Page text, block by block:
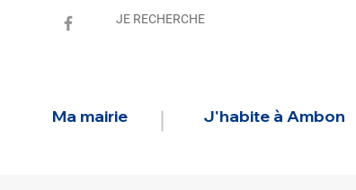
Ma mairie J'habite à Ambon